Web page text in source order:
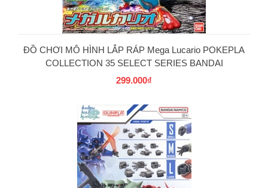
ĐỒ CHƠI MÔ HÌNH LẮP RÁP Mega Lucario POKEPLA
COLLECTION 35 SELECT SERIES BANDAI
299.000₫